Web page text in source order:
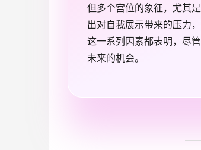
但多个宫位的象征，尤其
出对自我展示带来的压力
这一系列因素都表明，尽
未来的机会。